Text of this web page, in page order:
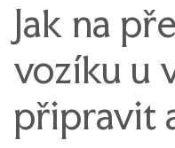
Jak na
vozíku u
připravit